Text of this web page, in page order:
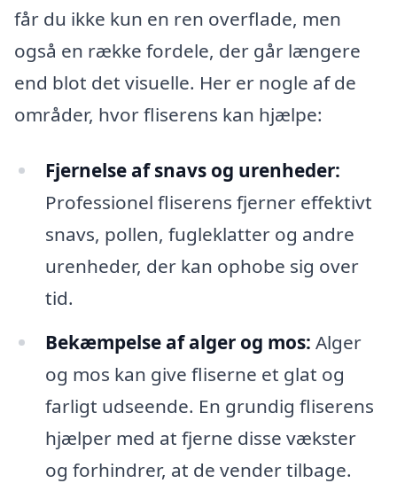
får du ikke kun en ren overflade, men
også en række fordele, der går længere
end blot det visuelle. Her er nogle af de
områder, hvor fliserens kan hjælpe:
Fjernelse af snavs og urenheder:
Professionel fliserens fjerner effektivt
snavs, pollen, fugleklatter og andre
urenheder, der kan ophobe sig over
tid.
Bekæmpelse af alger og mos: Alger
og mos kan give fliserne et glat og
farligt udseende. En grundig fliserens
hjælper med at fjerne disse vækster
og forhindrer, at de vender tilbage.